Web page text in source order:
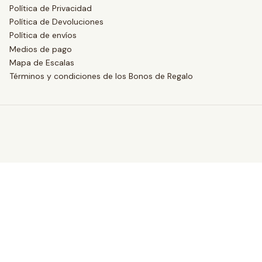
Política de Privacidad
Política de Devoluciones
Política de envíos
Medios de pago
Mapa de Escalas
Términos y condiciones de los Bonos de Regalo